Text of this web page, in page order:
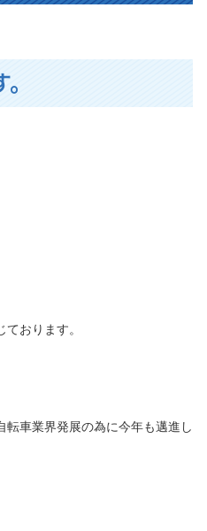
おります。
車業界発展の為に今年も邁進し